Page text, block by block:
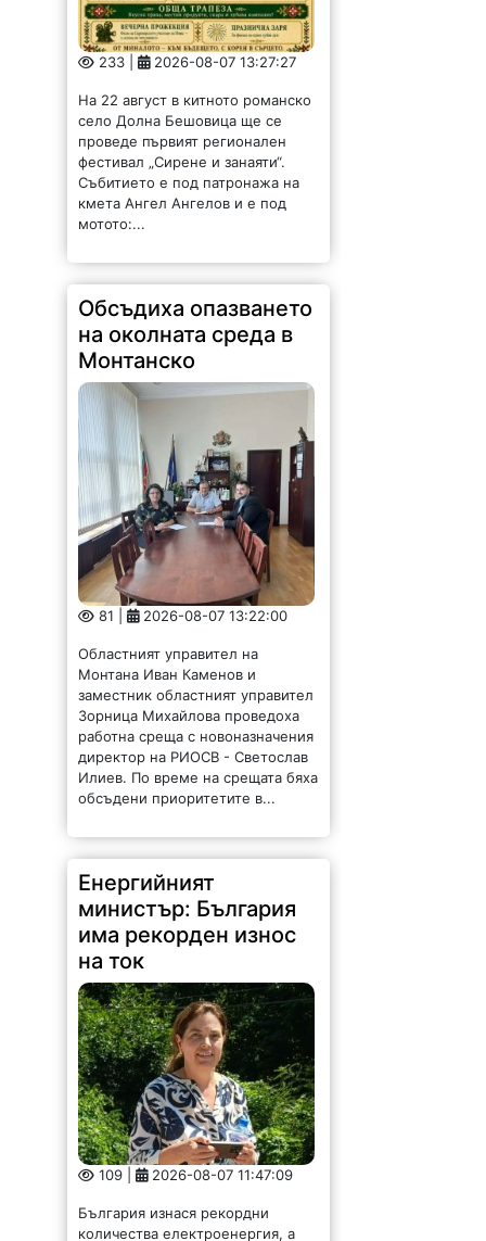
233 | 2026-08-07 13:27:27
На 22 август в китното романско
село Долна Бешовица ще се
проведе първият регионален
фестивал „Сирене и занаяти“.
Събитието е под патронажа на
кмета Ангел Ангелов и е под
мотото:...
Обсъдиха опазването
на околната среда в
Монтанско
81 | 2026-08-07 13:22:00
Областният управител на
Монтана Иван Каменов и
заместник областният управител
Зорница Михайлова проведоха
работна среща с новоназначения
директор на РИОСВ - Светослав
Илиев. По време на срещата бяха
обсъдени приоритетите в...
Енергийният
министър: България
има рекорден износ
на ток
109 | 2026-08-07 11:47:09
България изнася рекордни
количества електроенергия, а